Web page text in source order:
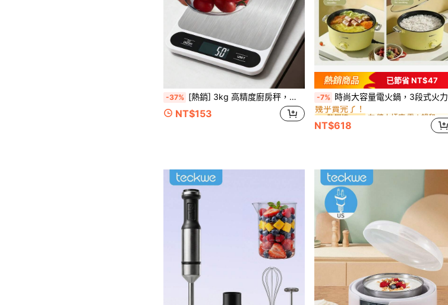
-37% [熱銷] 3kg 高精度廚房秤，食品秤，濃縮咖啡手持秤，咖啡稱重秤，精準烘焙廚房秤，設計款，免電池
NT$153
已節省 NT$47
-7% 時尚大容量電火鍋，3段式火力調節，適用於湯品/炒菜/牛排/拉麵，適合廚房/宿舍/居家餐點準備，送給家人的完美情人節禮物
#3 熱銷榜 Top 在 牆上插座 電火鍋和慢燉鍋
幾乎賣完了！
#3 熱銷榜 Top
幾乎賣完了！
#3 熱銷榜 Top
幾乎賣完了！
#3 熱銷榜 Top 在 牆上插座 電火鍋和慢燉鍋
NT$618